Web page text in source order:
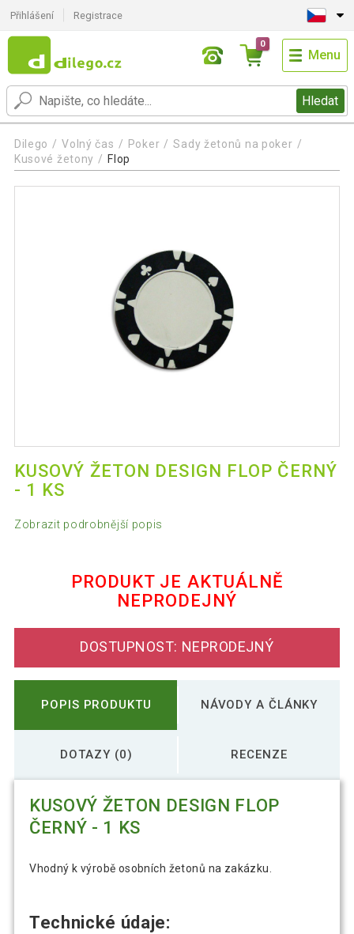
Přihlášení Registrace
Hledat
0
Menu
Dilego Volný čas Poker
Sady žetonů na poker
Kusové žetony
Flop
KUSOVÝ ŽETON DESIGN FLOP ČERNÝ
- 1 KS
Zobrazit podrobnější popis
PRODUKT JE AKTUÁLNĚ
NEPRODEJNÝ
DOSTUPNOST: NEPRODEJNÝ
POPIS PRODUKTU NÁVODY A ČLÁNKY
DOTAZY (0) RECENZE
KUSOVÝ ŽETON DESIGN FLOP
ČERNÝ - 1 KS
Vhodný k výrobě osobních žetonů na zakázku.
Technické údaje: